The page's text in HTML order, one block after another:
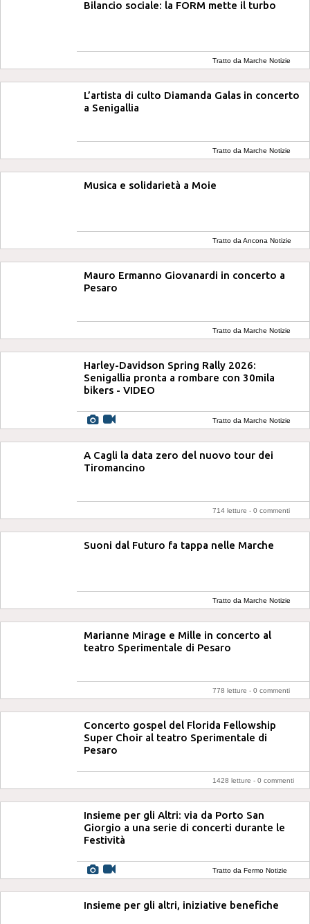
Bilancio sociale: la FORM mette il turbo
Tratto da Marche Notizie
L’artista di culto Diamanda Galas in concerto
a Senigallia
Tratto da Marche Notizie
Musica e solidarietà a Moie
Tratto da Ancona Notizie
Mauro Ermanno Giovanardi in concerto a
Pesaro
Tratto da Marche Notizie
Harley-Davidson Spring Rally 2026:
Senigallia pronta a rombare con 30mila
bikers - VIDEO
Tratto da Marche Notizie
A Cagli la data zero del nuovo tour dei
Tiromancino
714 letture - 0 commenti
Suoni dal Futuro fa tappa nelle Marche
Tratto da Marche Notizie
Marianne Mirage e Mille in concerto al
teatro Sperimentale di Pesaro
778 letture - 0 commenti
Concerto gospel del Florida Fellowship
Super Choir al teatro Sperimentale di
Pesaro
1428 letture - 0 commenti
Insieme per gli Altri: via da Porto San
Giorgio a una serie di concerti durante le
Festività
Tratto da Fermo Notizie
Insieme per gli altri, iniziative benefiche